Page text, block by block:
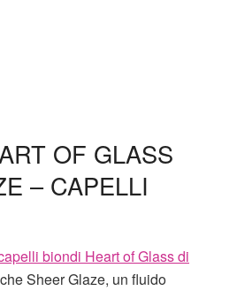
OF GLASS
– CAPELLI
biondi Heart of Glass di
Sheer Glaze, un fluido